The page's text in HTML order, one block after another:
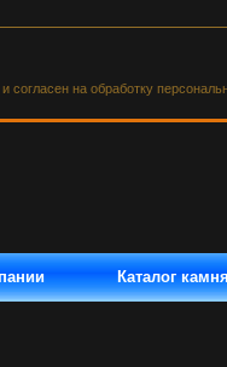
и согласен на обработку
Каталог